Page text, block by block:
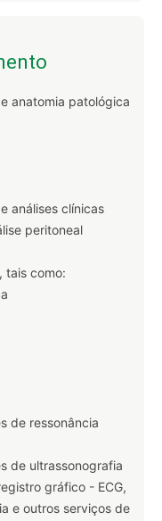
anatomia patológica
análises clínicas
peritoneal
tais como:
de ressonância
de ultrassonografia
gráfico - ECG,
e outros serviços de